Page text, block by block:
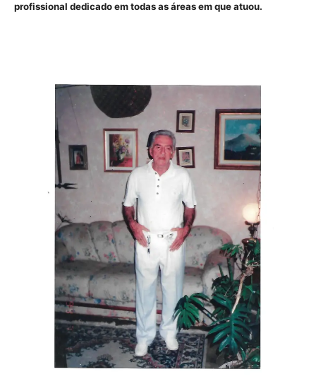
profissional dedicado em todas as áreas em que atuou.